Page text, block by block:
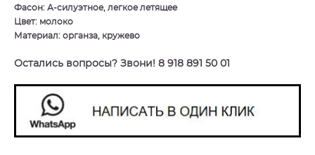
Фасон: А-силуэтное, легкое летящее
Цвет: молоко
Материал: органза, кружево
Остались вопросы? Звони! 8 918 891 50 01